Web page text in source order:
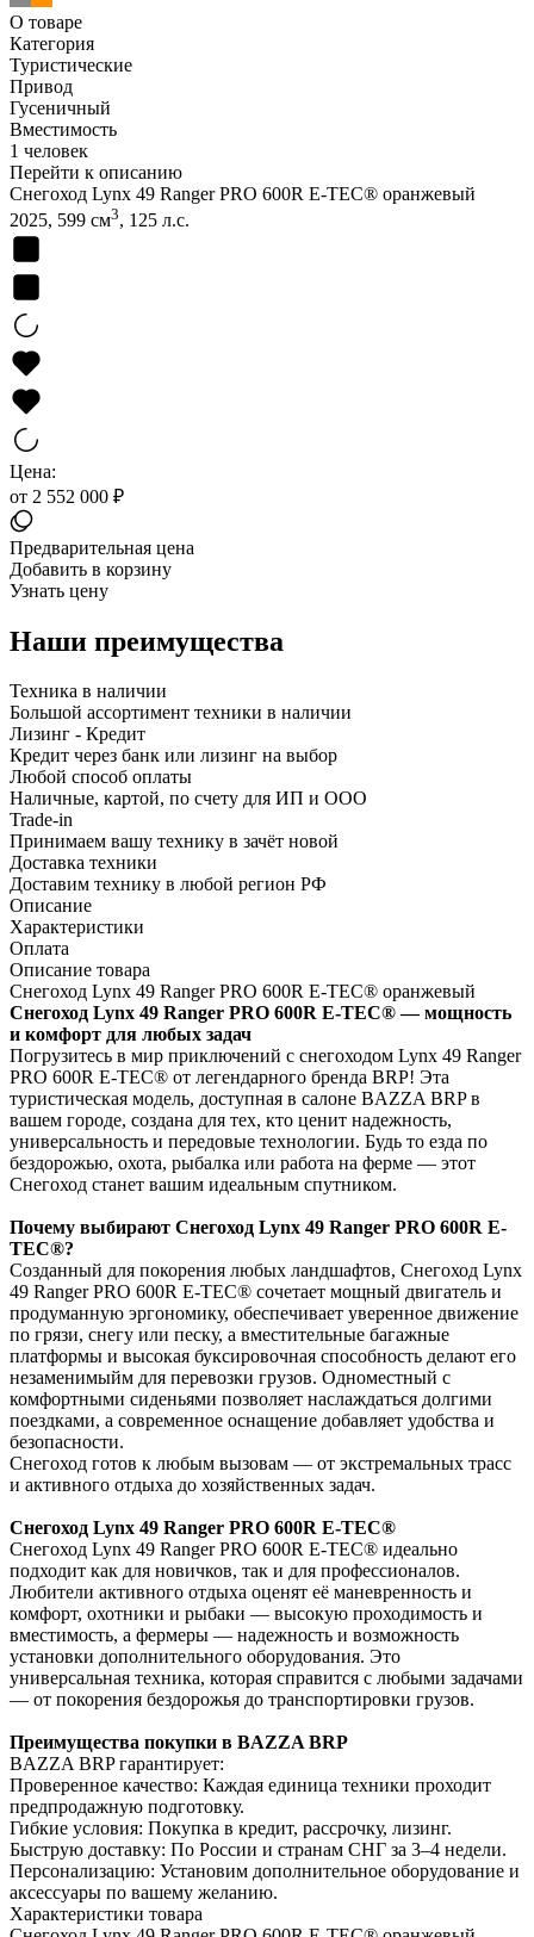
О товаре
Категория
Туристические
Привод
Гусеничный
Вместимость
1 человек
Перейти к описанию
Снегоход Lynx 49 Ranger PRO 600R E-TEC® оранжевый
2025, 599 см3, 125 л.с.
Цена:
от 2 552 000 ₽
Предварительная цена
Добавить в корзину
Узнать цену
Наши преимущества
Техника в наличии
Большой ассортимент техники в наличии
Лизинг - Кредит
Кредит через банк или лизинг на выбор
Любой способ оплаты
Наличные, картой, по счету для ИП и ООО
Trade-in
Принимаем вашу технику в зачёт новой
Доставка техники
Доставим технику в любой регион РФ
Описание
Характеристики
Оплата
Описание товара
Снегоход Lynx 49 Ranger PRO 600R E-TEC® оранжевый
Снегоход Lynx 49 Ranger PRO 600R E-TEC® — мощность
и комфорт для любых задач
Погрузитесь в мир приключений с снегоходом Lynx 49 Ranger
PRO 600R E-TEC® от легендарного бренда BRP! Эта
туристическая модель, доступная в салоне BAZZA BRP в
вашем городе, создана для тех, кто ценит надежность,
универсальность и передовые технологии. Будь то езда по
бездорожью, охота, рыбалка или работа на ферме — этот
Снегоход станет вашим идеальным спутником.
Почему выбирают Снегоход Lynx 49 Ranger PRO 600R E-
TEC®?
Созданный для покорения любых ландшафтов, Снегоход Lynx
49 Ranger PRO 600R E-TEC® сочетает мощный двигатель и
продуманную эргономику, обеспечивает уверенное движение
по грязи, снегу или песку, а вместительные багажные
платформы и высокая буксировочная способность делают его
незаменимыйм для перевозки грузов. Одноместный с
комфортными сиденьями позволяет наслаждаться долгими
поездками, а современное оснащение добавляет удобства и
безопасности.
Снегоход готов к любым вызовам — от экстремальных трасс
и активного отдыха до хозяйственных задач.
Снегоход Lynx 49 Ranger PRO 600R E-TEC®
Снегоход Lynx 49 Ranger PRO 600R E-TEC® идеально
подходит как для новичков, так и для профессионалов.
Любители активного отдыха оценят её маневренность и
комфорт, охотники и рыбаки — высокую проходимость и
вместимость, а фермеры — надежность и возможность
установки дополнительного оборудования. Это
универсальная техника, которая справится с любыми задачами
— от покорения бездорожья до транспортировки грузов.
Преимущества покупки в BAZZA BRP
BAZZA BRP гарантирует:
Проверенное качество: Каждая единица техники проходит
предпродажную подготовку.
Гибкие условия: Покупка в кредит, рассрочку, лизинг.
Быструю доставку: По России и странам СНГ за 3–4 недели.
Персонализацию: Установим дополнительное оборудование и
аксессуары по вашему желанию.
Характеристики товара